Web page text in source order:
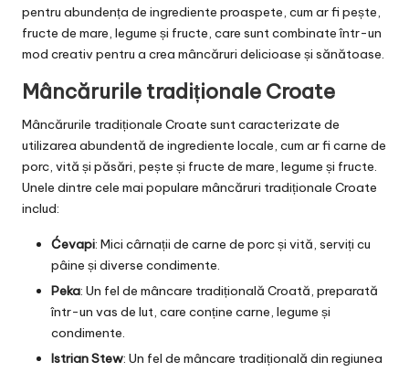
pentru abundența de ingrediente proaspete, cum ar fi pește,
fructe de mare, legume și fructe, care sunt combinate într-un
mod creativ pentru a crea mâncăruri delicioase și sănătoase.
Mâncărurile tradiționale Croate
Mâncărurile tradiționale Croate sunt caracterizate de
utilizarea abundentă de ingrediente locale, cum ar fi carne de
porc, vită și păsări, pește și fructe de mare, legume și fructe.
Unele dintre cele mai populare mâncăruri tradiționale Croate
includ:
Ćevapi: Mici cârnații de carne de porc și vită, serviți cu
pâine și diverse condimente.
Peka: Un fel de mâncare tradițională Croată, preparată
într-un vas de lut, care conține carne, legume și
condimente.
Istrian Stew: Un fel de mâncare tradițională din regiunea